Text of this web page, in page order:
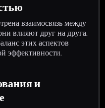
взаимосвязь между
влияют друг на друга.
этих аспектов
эффективности.
и